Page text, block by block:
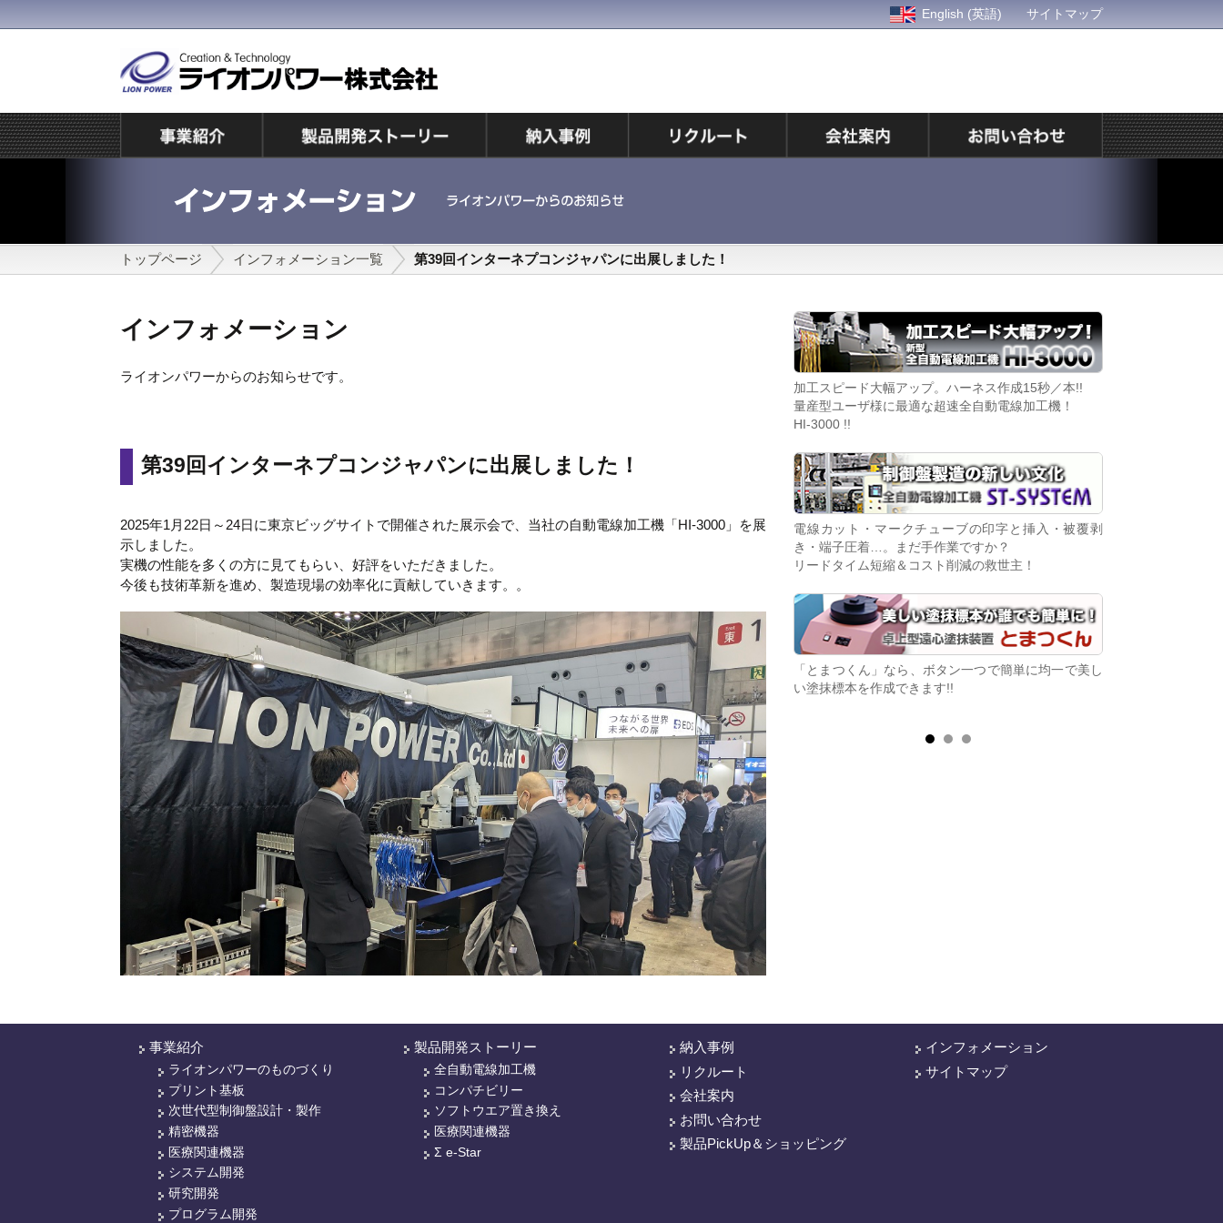
English (英語) サイトマップ
トップページ インフォメーション一覧 第39回インターネプコンジャパンに出展しました！
インフォメーション
ライオンパワーからのお知らせです。
第39回インターネプコンジャパンに出展しました！
2025年1月22日～24日に東京ビッグサイトで開催された展示会で、当社の自動電線加工機「HI-3000」を展
示しました。
実機の性能を多くの方に見てもらい、好評をいただきました。
今後も技術革新を進め、製造現場の効率化に貢献していきます。。
血液検査後の採血管を検査装置用ラックから冷蔵保管
す「いえかえくん」！
ライオンパワー製品や備品のご紹介、購入やお問い合
わせ等はこちらから。
加工スピード大幅アップ。ハーネス作成15秒／本!!
量産型ユーザ様に最適な超速全自動電線加工機！
HI-3000 !!
電線カット・マークチューブの印字と挿入・被覆剥
き・端子圧着…。まだ手作業ですか？
リードタイム短縮＆コスト削減の救世主！
「とまつくん」なら、ボタン一つで簡単に均一で美し
い塗抹標本を作成できます!!
事業紹介
ライオンパワーのものづくり
プリント基板
次世代型制御盤設計・製作
精密機器
医療関連機器
システム開発
研究開発
プログラム開発
製品開発ストーリー
全自動電線加工機
コンパチビリー
ソフトウエア置き換え
医療関連機器
Σ e-Star
納入事例
リクルート
会社案内
お問い合わせ
製品PickUp＆ショッピング
インフォメーション
サイトマップ